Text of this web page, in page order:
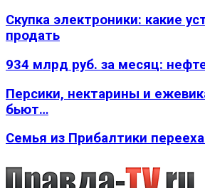
Скупка электроники: какие
продать
934 млрд руб. за месяц:
Персики, нектарины и
бьют…
Семья из Прибалтики